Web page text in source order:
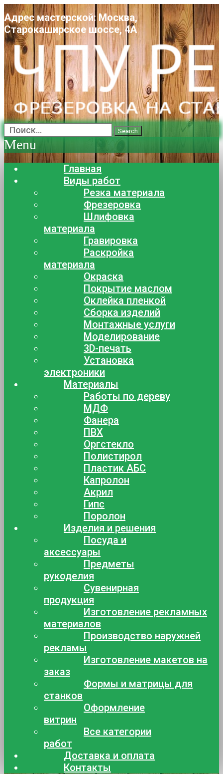
Адрес мастерской: Москва,
Старокаширское шоссе, 4А
Search
Menu
Главная
Виды работ
Резка материала
Фрезеровка
Шлифовка
материала
Гравировка
Раскройка
материала
Окраска
Покрытие маслом
Оклейка пленкой
Сборка изделий
Монтажные услуги
Моделирование
3D-печать
Установка
электроники
Материалы
Работы по дереву
МДФ
Фанера
ПВХ
Оргстекло
Полистирол
Пластик АБС
Капролон
Акрил
Гипс
Поролон
Изделия и решения
Посуда и
аксессуары
Предметы
рукоделия
Сувенирная
продукция
Изготовление рекламных
материалов
Производство наружней
рекламы
Изготовление макетов на
заказ
Формы и матрицы для
станков
Оформление
витрин
Все категории
работ
Доставка и оплата
Контакты